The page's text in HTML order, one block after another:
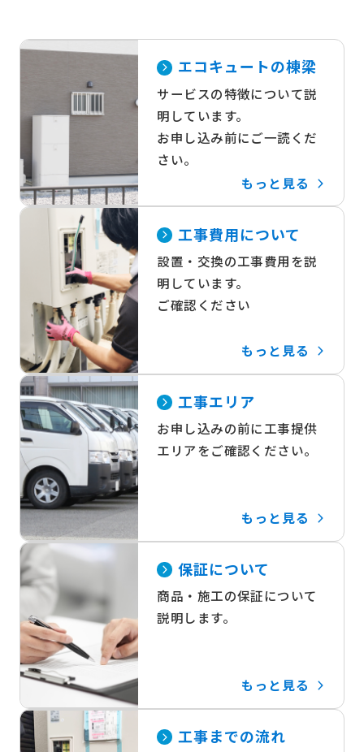
エコキュートの棟梁
サービスの特徴について説
明しています。
お申し込み前にご一読くだ
さい。
もっと見る
工事費用について
設置・交換の工事費用を説
明しています。
ご確認ください
もっと見る
工事エリア
お申し込みの前に工事提供
エリアをご確認ください。
もっと見る
保証について
商品・施工の保証について
説明します。
もっと見る
工事までの流れ